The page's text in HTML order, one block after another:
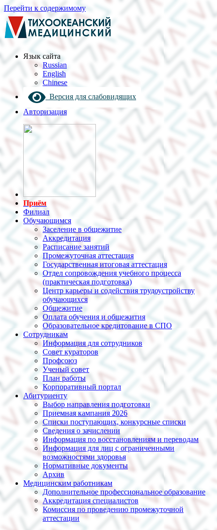
Перейти к содержимому
Язык cайта
Russian
English
Chinese
Версия для слабовидящих
Авторизация
Приём
Филиал
Обучающимся
Заселение в общежитие
Аккредитация
Расписание занятий
Промежуточная аттестация
Государственная итоговая аттестация
Отдел сопровождения учебного процесса
(практическая подготовка)
Центр карьеры и содействия трудоустройству
обучающихся
Общежитие
Оплата обучения и общежития
Образовательное кредитование в СПО
Сотрудникам
Информация для сотрудников
Совет кураторов
Профсоюз
Ученый совет
План работы
Корпоративный портал
Абитуриенту
Выбор направления подготовки
Приемная кампания 2026
Списки поступающих, конкурсные списки
Сведения о зачислении
Информация по восстановлениям и переводам
Информация для лиц с ограниченными
возможностями здоровья
Нормативные документы
Архив
Медицинским работникам
Дополнительное профессиональное образование
Аккредитация специалистов
Комиссия по проведению промежуточной
аттестации